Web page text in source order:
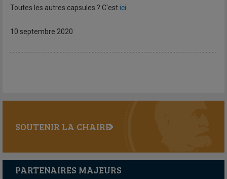
Toutes les autres capsules ? C'estici
10 septembre 2020
SOUTENIR LA CHAIRE
PARTENAIRES MAJEURS